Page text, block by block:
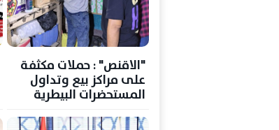
"الاقنص" : حملات مكثفة
على مراكز بيع وتداول
المستحضرات البيطرية